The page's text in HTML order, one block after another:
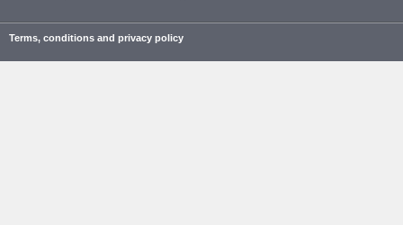
Terms, conditions and privacy policy